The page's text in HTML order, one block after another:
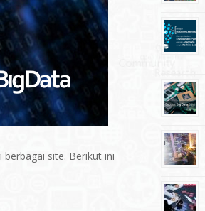
berbagai site. Berikut ini